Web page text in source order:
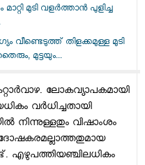
മുടി വളർത്താൻ പുളിച്ച
വീണ്ടെടുത്ത് തിളക്കമുള്ള മുടി
മുട്ടയും...
ലോകവ്യാപകമായി
വര്‍ധിച്ചതായി
നിന്നുള്ളതും വിഷാംശം
ദോഷകരമല്ലാത്തതുമായ
എഴുപത്തിയഞ്ചിലധികം